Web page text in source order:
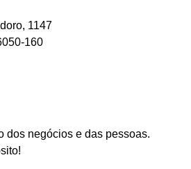
1147
160
dos negócios e das pessoas.